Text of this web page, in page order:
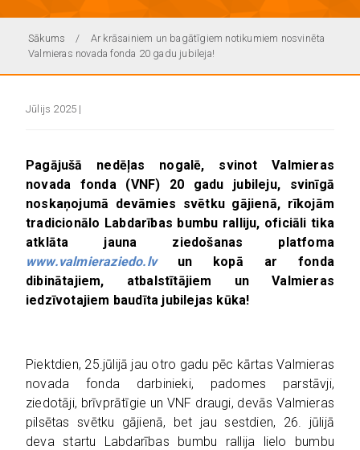
Sākums
Ar krāsainiem un bagātīgiem notikumiem nosvinēta
Valmieras novada fonda 20 gadu jubileja!
Jūlijs 2025 |
Pagājušā nedēļas nogalē, svinot Valmieras
novada fonda (VNF) 20 gadu jubileju, svinīgā
noskaņojumā devāmies svētku gājienā, rīkojām
tradicionālo Labdarības bumbu ralliju, oficiāli tika
atklāta jauna ziedošanas platfoma
www.valmieraziedo.lvun kopā ar fonda
dibinātajiem, atbalstītājiem un Valmieras
iedzīvotajiem baudīta jubilejas kūka!
Piektdien, 25.jūlijā jau otro gadu pēc kārtas Valmieras
novada fonda darbinieki, padomes parstāvji,
ziedotāji, brīvprātīgie un VNF draugi, devās Valmieras
pilsētas svētku gājienā, bet jau sestdien, 26. jūlijā
deva startu Labdarības bumbu rallija lielo bumbu